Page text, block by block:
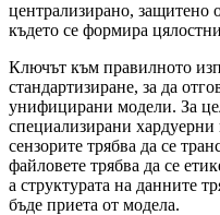
централизирано, защитено
където се формира
Ключът към правилното
стандартизиране, за да
унифицирани модели. За
специализирани
сензорите трябва да се
файловете трябва да се
а структурата на данните
бъде приета от модела.